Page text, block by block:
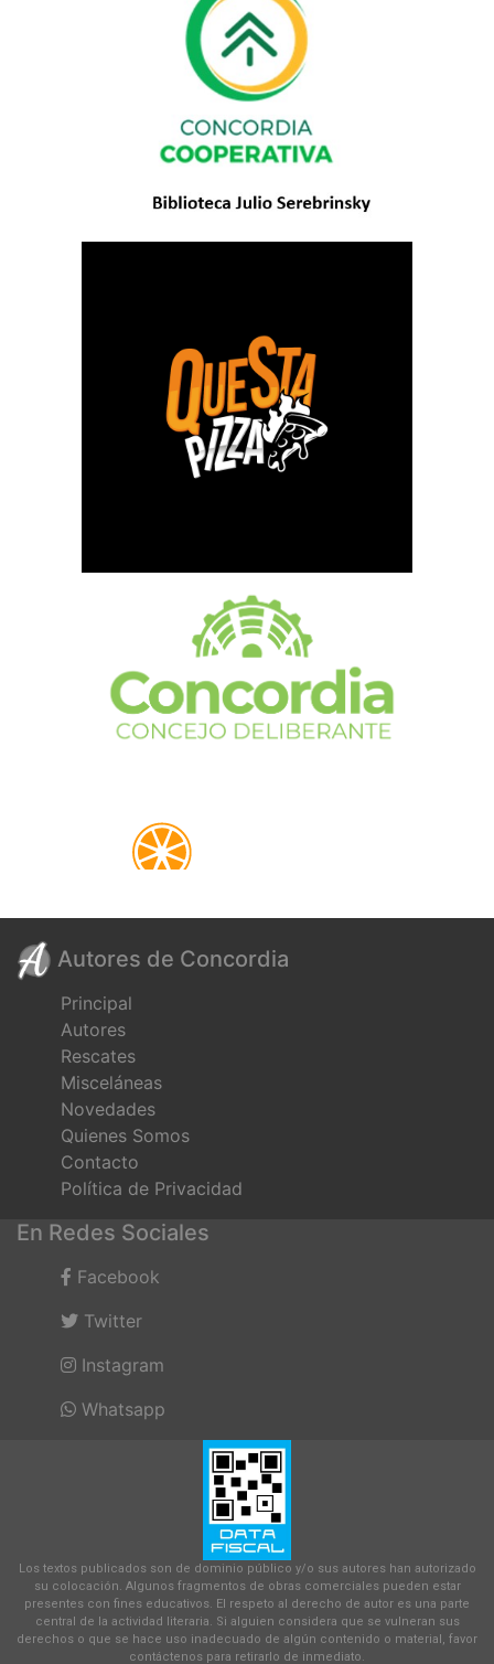
Autores de Concordia
Principal
Autores
Rescates
Misceláneas
Novedades
Quienes Somos
Contacto
Política de Privacidad
En Redes Sociales
Facebook
Twitter
Instagram
Whatsapp
Los textos publicados son de dominio público y/o sus autores han autorizado
su colocación. Algunos fragmentos de obras comerciales pueden estar
presentes con fines educativos. El respeto al derecho de autor es una parte
central de la actividad literaria. Si alguien considera que se vulneran sus
derechos o que se hace uso inadecuado de algún contenido o material, favor
contáctenos para retirarlo de inmediato.